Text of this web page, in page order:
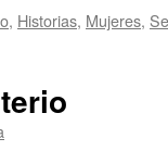
, Historias, Mujeres,